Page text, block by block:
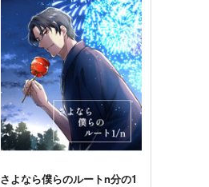
さよなら僕らのルートn分の1